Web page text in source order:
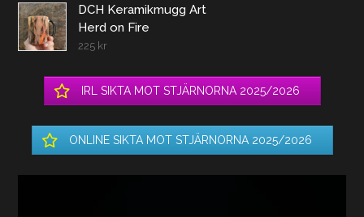
DCH Keramikmugg Art
Herd on Fire
225 kr
IRL SIKTA MOT STJÄRNORNA 2025/2026
ONLINE SIKTA MOT STJÄRNORNA 2025/2026